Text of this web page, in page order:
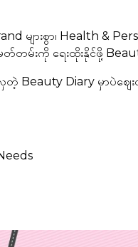
များစွာ၊ Health &
တမ်းကို ရေးထိုးနိုင်ဖို့
Diary မှာပဲဈေးဝယ်